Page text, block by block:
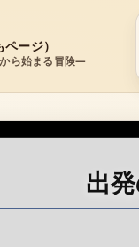
ージ）
ら始まる冒険―
ラン